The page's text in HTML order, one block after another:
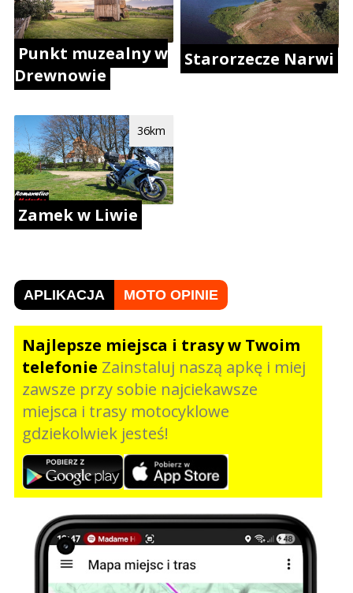
Punkt muzealny w
Drewnowie
Zamek w Liwie
36km
Starorzecze Narwi
APLIKACJA MOTO OPINIE
Najlepsze miejsca i trasy w Twoim
telefonie Zainstaluj naszą apkę i miej
zawsze przy sobie najciekawsze
miejsca i trasy motocyklowe
gdziekolwiek jesteś!